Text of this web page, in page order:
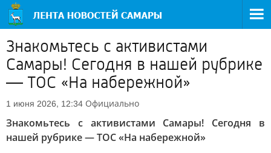
Знакомьтесь с активистами
Самары! Сегодня в нашей рубрике
— ТОС «На набережной»
1 июня 2026, 12:34 Официально
Знакомьтесь с активистами Самары! Сегодня в
нашей рубрике — ТОС «На набережной»